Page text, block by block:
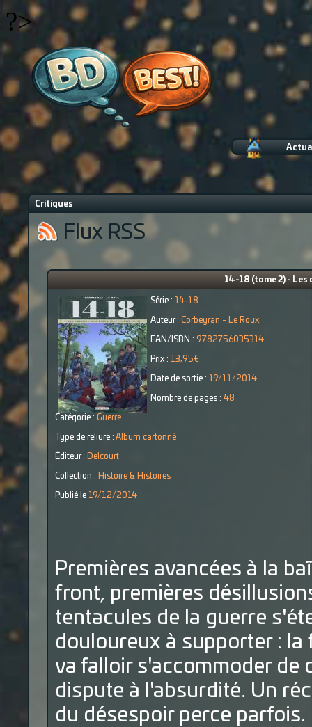
?>
Critiques
Flux RSS
14-18 (tome 2) - Les
Série : 14-18
Auteur : Corbeyran - Le Roux
EAN/ISBN : 9782756035314
Prix : 13,95€
Date de sortie : 19/11/2014
Nombre de pages : 48
Catégorie : Guerre
Type de reliure : Album cartonné
Éditeur : Delcourt
Collection : Histoire & Histoires
Publié le 19/12/2014
Premières avancées à la
front, premières
tentacules de la guerre
douloureux à supporter :
va falloir s'accommoder de
dispute à l'absurdité. Un
du désespoir perce parfois.